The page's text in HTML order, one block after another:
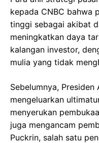
kepada CNBC bahwa
tinggi sebagai akibat
meningkatkan daya
kalangan investor,
mulia yang tidak
Sebelumnya,
mengeluarkan
menyerukan
juga mengancam
Puckrin, salah satu